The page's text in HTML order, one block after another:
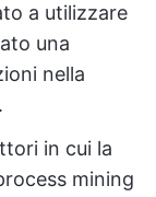
a utilizzare
una
nella
in cui la
mining